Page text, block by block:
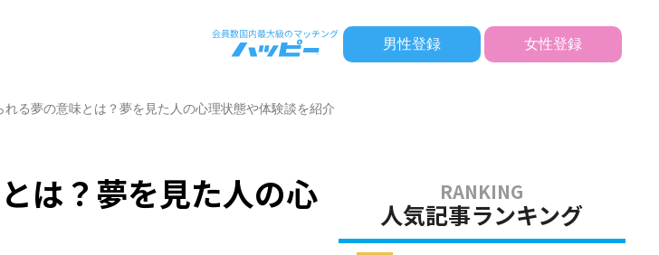
男性登録 女性登録
れる夢の意味とは？夢を見た人の心理状態や体験談を紹介
は？夢を見た人の心
人気記事ランキング